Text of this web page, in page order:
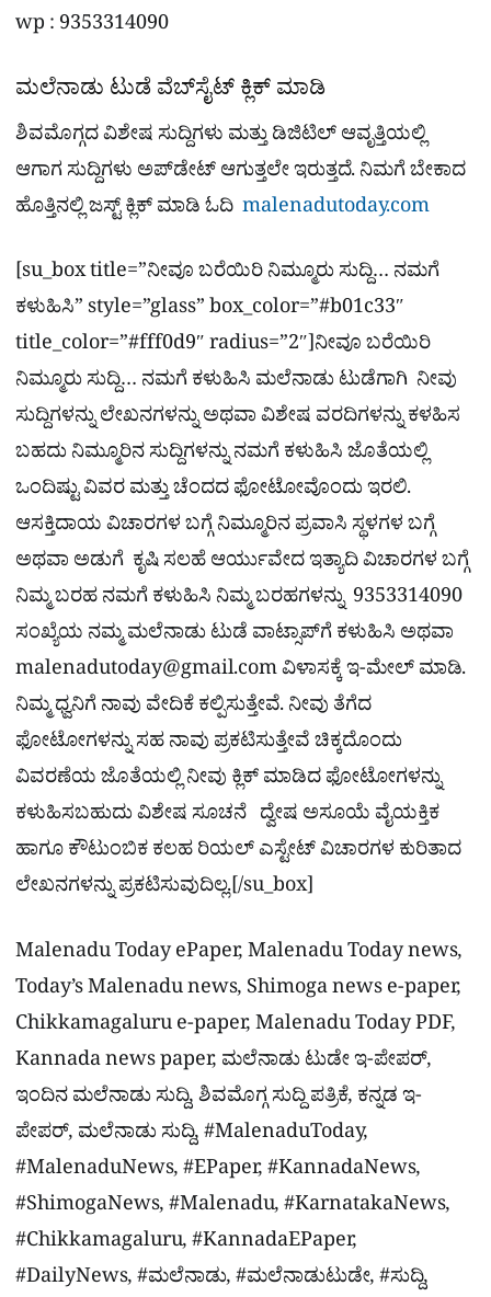
wp : 9353314090
ಮಲೆನಾಡು ಟುಡೆ ವೆಬ್​ಸೈಟ್​ ಕ್ಲಿಕ್ ಮಾಡಿ
ಶಿವಮೊಗ್ಗದ ವಿಶೇಷ ಸುದ್ದಿಗಳು ಮತ್ತು ಡಿಜಿಟಿಲ್​ ಆವೃತ್ತಿಯಲ್ಲಿ
ಆಗಾಗ ಸುದ್ದಿಗಳು ಅಪ್​ಡೇಟ್ ಆಗುತ್ತಲೇ ಇರುತ್ತದೆ. ನಿಮಗೆ ಬೇಕಾದ
ಹೊತ್ತಿನಲ್ಲಿ ಜಸ್ಟ್ ಕ್ಲಿಕ್ ಮಾಡಿ ಓದಿ malenadutoday.com
[su_box title=”ನೀವೂ ಬರೆಯಿರಿ ನಿಮ್ಮೂರು ಸುದ್ದಿ… ನಮಗೆ
ಕಳುಹಿಸಿ” style=”glass” box_color=”#b01c33″
title_color=”#fff0d9″ radius=”2″]ನೀವೂ ಬರೆಯಿರಿ
ನಿಮ್ಮೂರು ಸುದ್ದಿ… ನಮಗೆ ಕಳುಹಿಸಿ ಮಲೆನಾಡು ಟುಡೆಗಾಗಿ ನೀವು
ಸುದ್ದಿಗಳನ್ನು ಲೇಖನಗಳನ್ನು ಅಥವಾ ವಿಶೇಷ ವರದಿಗಳನ್ನು ಕಳಹಿಸ
ಬಹದು ನಿಮ್ಮೂರಿನ ಸುದ್ದಿಗಳನ್ನು ನಮಗೆ ಕಳುಹಿಸಿ ಜೊತೆಯಲ್ಲಿ
ಒಂದಿಷ್ಟು ವಿವರ ಮತ್ತು ಚೆಂದದ ಫೋಟೋವೊಂದು ಇರಲಿ.
ಆಸಕ್ತಿದಾಯ ವಿಚಾರಗಳ ಬಗ್ಗೆ ನಿಮ್ಮೂರಿನ ಪ್ರವಾಸಿ ಸ್ಥಳಗಳ ಬಗ್ಗೆ
ಅಥವಾ ಅಡುಗೆ ಕೃಷಿ ಸಲಹೆ ಆರ್ಯುವೇದ ಇತ್ಯಾದಿ ವಿಚಾರಗಳ ಬಗ್ಗೆ
ನಿಮ್ಮ ಬರಹ ನಮಗೆ ಕಳುಹಿಸಿ ನಿಮ್ಮ ಬರಹಗಳನ್ನು 9353314090
ಸಂಖ್ಯೆಯ ನಮ್ಮ ಮಲೆನಾಡು ಟುಡೆ ವಾಟ್ಸಾಪ್‌ಗೆ ಕಳುಹಿಸಿ ಅಥವಾ
malenadutoday@gmail.comವಿಳಾಸಕ್ಕೆ ಇ-ಮೇಲ್ ಮಾಡಿ.
ನಿಮ್ಮ ಧ್ವನಿಗೆ ನಾವು ವೇದಿಕೆ ಕಲ್ಪಿಸುತ್ತೇವೆ. ನೀವು ತೆಗೆದ
ಫೋಟೋಗಳನ್ನು ಸಹ ನಾವು ಪ್ರಕಟಿಸುತ್ತೇವೆ ಚಿಕ್ಕದೊಂದು
ವಿವರಣೆಯ ಜೊತೆಯಲ್ಲಿ ನೀವು ಕ್ಲಿಕ್ ಮಾಡಿದ ಫೋಟೋಗಳನ್ನು
ಕಳುಹಿಸಬಹುದು ವಿಶೇಷ ಸೂಚನೆ ದ್ವೇಷ ಅಸೂಯೆ ವೈಯಕ್ತಿಕ
ಹಾಗೂ ಕೌಟುಂಬಿಕ ಕಲಹ ರಿಯಲ್​ ಎಸ್ಟೇಟ್​ ವಿಚಾರಗಳ ಕುರಿತಾದ
ಲೇಖನಗಳನ್ನು ಪ್ರಕಟಿಸುವುದಿಲ್ಲ.[/su_box]
Malenadu Today ePaper, Malenadu Today news,
Today’s Malenadu news, Shimoga news e-paper,
Chikkamagaluru e-paper, Malenadu Today PDF,
Kannada news paper, ಮಲೆನಾಡು ಟುಡೇ ಇ-ಪೇಪರ್,
ಇಂದಿನ ಮಲೆನಾಡು ಸುದ್ದಿ, ಶಿವಮೊಗ್ಗ ಸುದ್ದಿ ಪತ್ರಿಕೆ, ಕನ್ನಡ ಇ-
ಪೇಪರ್, ಮಲೆನಾಡು ಸುದ್ದಿ, #MalenaduToday,
#MalenaduNews, #EPaper, #KannadaNews,
#ShimogaNews, #Malenadu, #KarnatakaNews,
#Chikkamagaluru, #KannadaEPaper,
#DailyNews, #ಮಲೆನಾಡು, #ಮಲೆನಾಡುಟುಡೇ, #ಸುದ್ದಿ,